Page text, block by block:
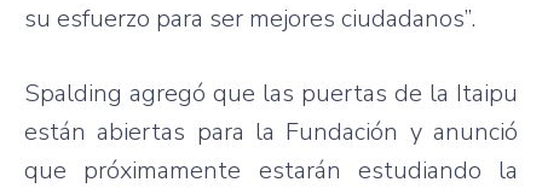
su esfuerzo para ser mejores ciudadanos”.
Spalding agregó que las puertas de la Itaipu
están abiertas para la Fundación y anunció
que próximamente estarán estudiando la